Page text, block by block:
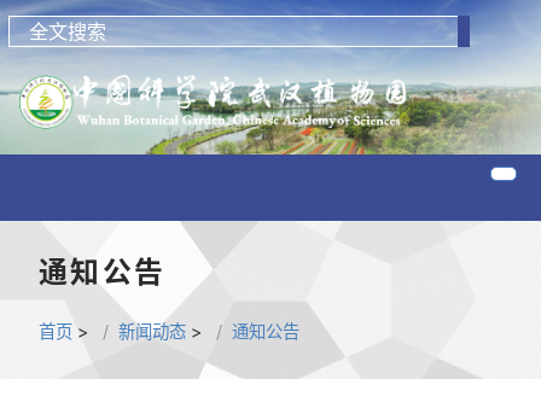
通知公告
首页 > 新闻动态 > 通知公告